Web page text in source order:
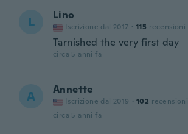
L Lino
Iscrizione dal 2017 · 115 recensioni
Tarnished the very first day
circa 5 anni fa
A Annette
Iscrizione dal 2019 · 102 recensioni
circa 5 anni fa